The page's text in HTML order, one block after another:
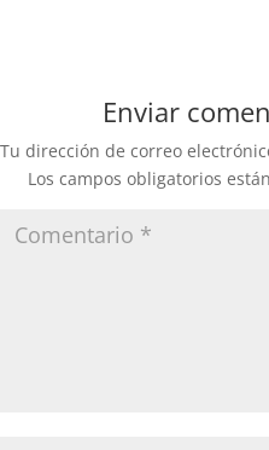
Enviar
Tu dirección de correo
Los campos obligatorios